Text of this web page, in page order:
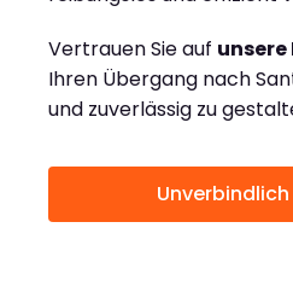
Vertrauen Sie auf unsere
Ihren Übergang nach
und zuverlässig zu